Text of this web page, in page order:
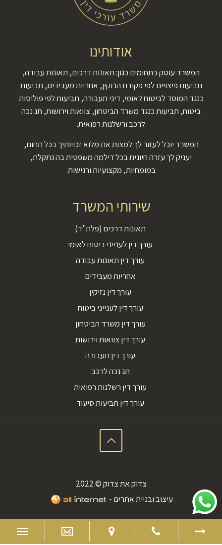
אודותינו
המשרד עוסק בתחומים כגון: תאונות דרכים, תאונות עבודה,
תביעות פיצויים לפי פקודת הנזקין, אחריות מעבידים, תביעות
כנגד המוסד לביטוח לאומי, דיני תעבורה, תביעות לפי פוליסות
ביטוח, תביעות כנגד משרד הביטחון, צוואות וירושות, תג נכה
לרכב ורשלנות רפואית.
המשרד יוכל לעזור לך למצות את מלוא זכויותיך בכל תחום,
יעניק לך עזרה חיונית בכל דילמה משפטית בה נתקלת,
במומחיות, מקצועיות ורגישות.
שירותי המשרד
תאונות דרכים (פלת"ד)
עורך דין לענייני ביטוח לאומי
עורך דין תאונות עבודה
אחריות מעבידים
עורך דין נזיקין
עורך דין לענייני ביטוח
עורך דין משרד הביטחון
עורך דין צוואות וירושות
עורך דין תעבורה
תג נכה לרכב
עורך דין רשלנות רפואית
עורך דין תביעות סיעוד
צדוק את צדוק © 2022
עיצוב ובניית אתרים -